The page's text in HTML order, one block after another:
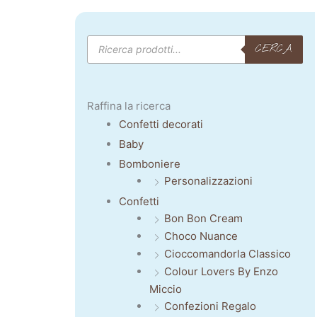
Products
search CERCA
Raffina la ricerca
Confetti decorati
Baby
Bomboniere
Personalizzazioni
Confetti
Bon Bon Cream
Choco Nuance
Cioccomandorla Classico
Colour Lovers By Enzo
Miccio
Confezioni Regalo